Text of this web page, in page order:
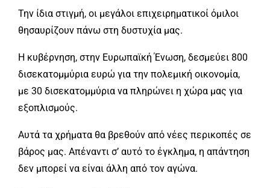
Την ίδια στιγμή, οι μεγάλοι επιχειρηματικοί όμιλοι
θησαυρίζουν πάνω στη δυστυχία μας.
Η κυβέρνηση, στην Ευρωπαϊκή Ένωση, δεσμεύει 800
δισεκατομμύρια ευρώ για την πολεμική οικονομία,
με 30 δισεκατομμύρια να πληρώνει η χώρα μας για
εξοπλισμούς.
Αυτά τα χρήματα θα βρεθούν από νέες περικοπές σε
βάρος μας. Απέναντι σ’ αυτό το έγκλημα, η απάντηση
δεν μπορεί να είναι άλλη από τον αγώνα.